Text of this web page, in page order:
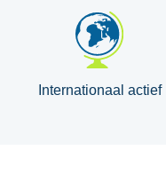
Internationaal actief